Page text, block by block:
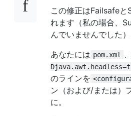
この修正はFailsafeと
れます（私の場合、
んでいませんでした）
あなたには pom.xml
のラインを
ン（および/または）
に。